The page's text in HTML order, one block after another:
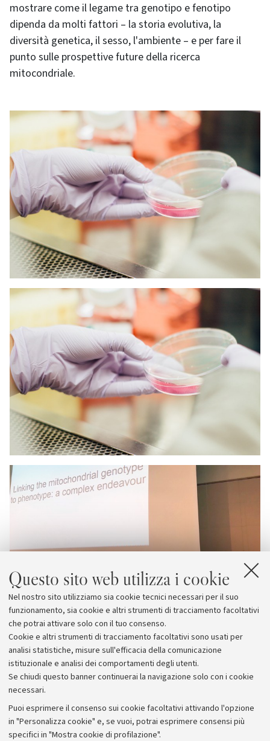
Questo sito web utilizza i cookie
Nel nostro sito utilizziamo sia cookie tecnici necessari per il suo
funzionamento, sia cookie e altri strumenti di tracciamento facoltativi
che potrai attivare solo con il tuo consenso.
Cookie e altri strumenti di tracciamento facoltativi sono usati per
analisi statistiche, misure sull'efficacia della comunicazione
istituzionale e analisi dei comportamenti degli utenti.
Se chiudi questo banner continuerai la navigazione solo con i cookie
necessari.
Puoi esprimere il consenso sui cookie facoltativi attivando l'opzione
in "Personalizza cookie" e, se vuoi, potrai esprimere consensi più
specifici in "Mostra cookie di profilazione".
mostrare come il legame tra genotipo e fenotipo
dipenda da molti fattori – la storia evolutiva, la
diversità genetica, il sesso, l'ambiente – e per fare il
punto sulle prospettive future della ricerca
mitocondriale.
Archivio
Comunicati stampa